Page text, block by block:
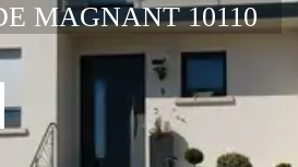
MAGNANT 10110